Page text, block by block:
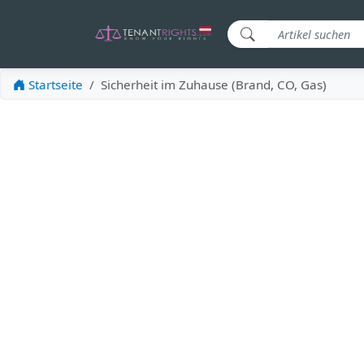
Startseite Sicherheit im Zuhause (Brand, CO, Gas)